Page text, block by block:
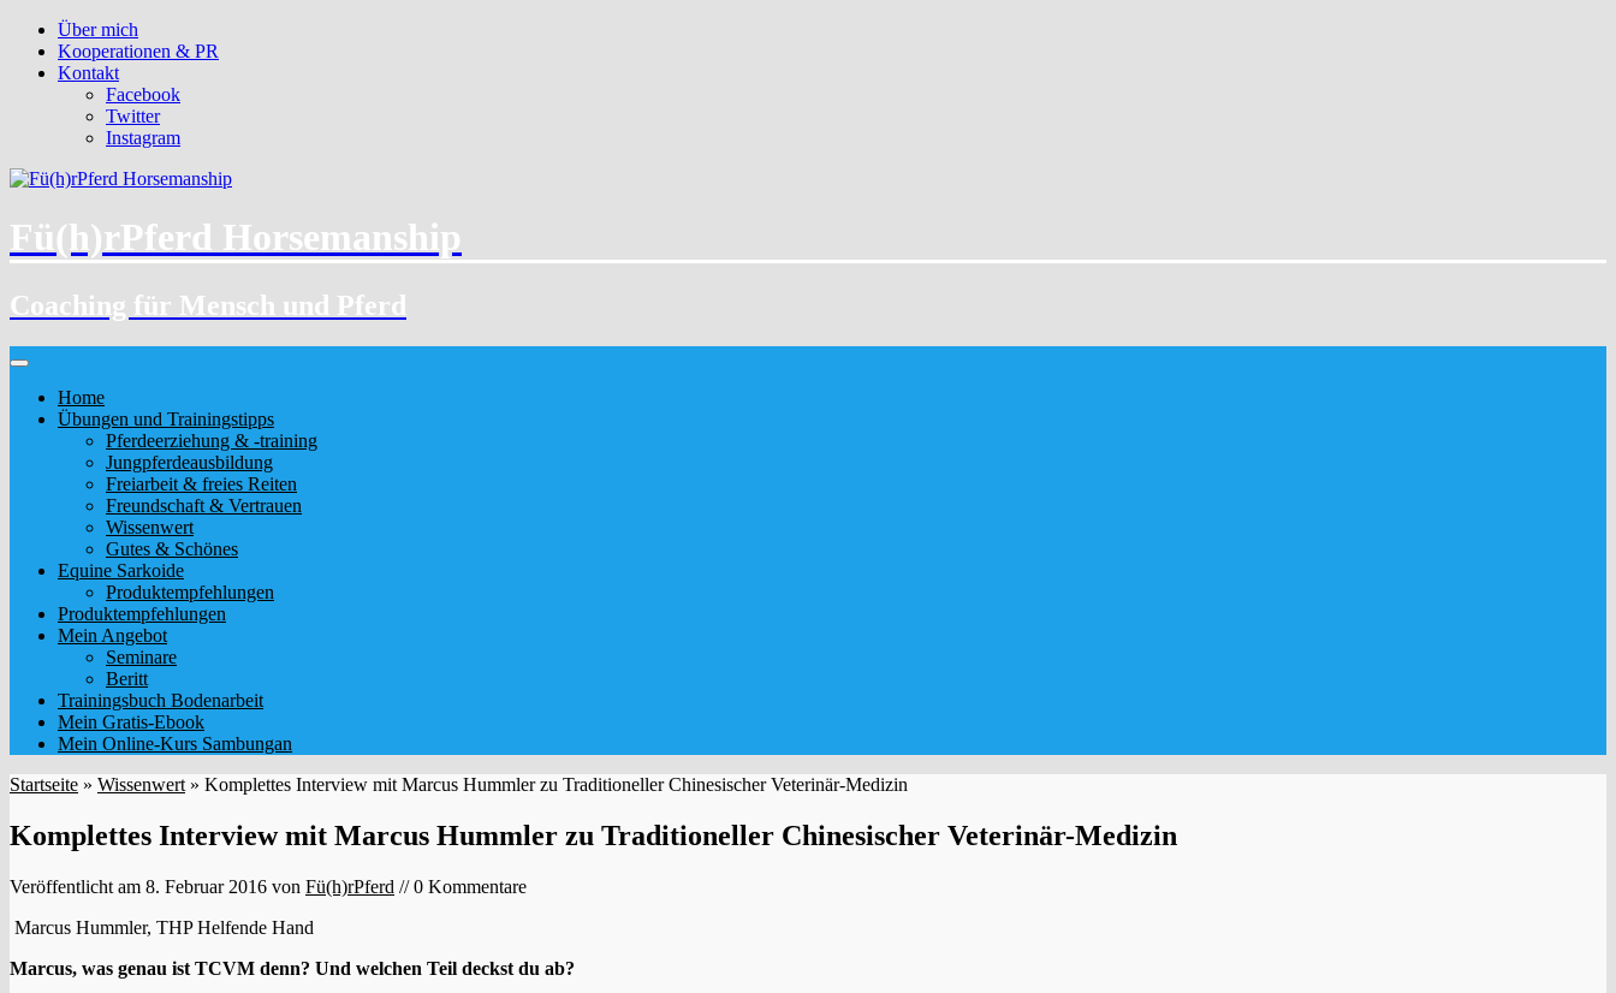
Über mich
Kooperationen & PR
Kontakt
Facebook
Twitter
Instagram
Fü(h)rPferd Horsemanship
Coaching für Mensch und Pferd
Home
Übungen und Trainingstipps
Pferdeerziehung & -training
Jungpferdeausbildung
Freiarbeit & freies Reiten
Freundschaft & Vertrauen
Wissenwert
Gutes & Schönes
Equine Sarkoide
Produktempfehlungen
Produktempfehlungen
Mein Angebot
Seminare
Beritt
Trainingsbuch Bodenarbeit
Mein Gratis-Ebook
Mein Online-Kurs Sambungan
Startseite » Wissenwert » Komplettes Interview mit Marcus Hummler zu Traditioneller Chinesischer Veterinär-Medizin
Komplettes Interview mit Marcus Hummler zu Traditioneller Chinesischer Veterinär-Medizin
Veröffentlicht am 8. Februar 2016 von Fü(h)rPferd // 0 Kommentare
Marcus Hummler, THP Helfende Hand
Marcus, was genau ist TCVM denn? Und welchen Teil deckst du ab?